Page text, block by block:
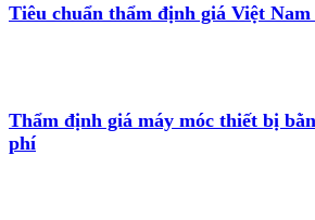
Tiêu chuẩn thẩm định giá Việt Nam
Thẩm định giá máy móc thiết bị
phí